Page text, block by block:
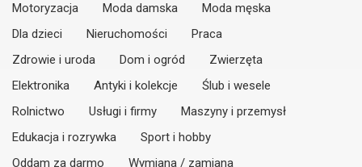
Motoryzacja Moda damska
Moda męska
Dla dzieci
Nieruchomości
Praca
Zdrowie i uroda
Dom i ogród
Zwierzęta
Elektronika
Antyki i kolekcje
Ślub i wesele
Rolnictwo
Usługi i firmy
Maszyny i przemysł
Edukacja i rozrywka
Sport i hobby
Oddam za darmo
Wymiana / zamiana